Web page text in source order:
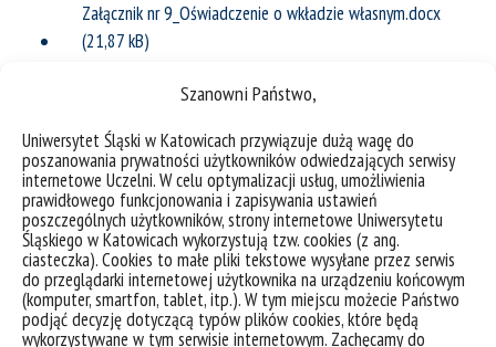
Szanowni Państwo,
Uniwersytet Śląski w Katowicach przywiązuje dużą wagę do
poszanowania prywatności użytkowników odwiedzających serwisy
internetowe Uczelni. W celu optymalizacji usług, umożliwienia
prawidłowego funkcjonowania i zapisywania ustawień
poszczególnych użytkowników, strony internetowe Uniwersytetu
Śląskiego w Katowicach wykorzystują tzw. cookies (z ang.
ciasteczka). Cookies to małe pliki tekstowe wysyłane przez serwis
do przeglądarki internetowej użytkownika na urządzeniu końcowym
(komputer, smartfon, tablet, itp.). W tym miejscu możecie Państwo
podjąć decyzję dotyczącą typów plików cookies, które będą
wykorzystywane w tym serwisie internetowym. Zachęcamy do
Załącznik nr 9_Oświadczenie o wkładzie własnym.docx